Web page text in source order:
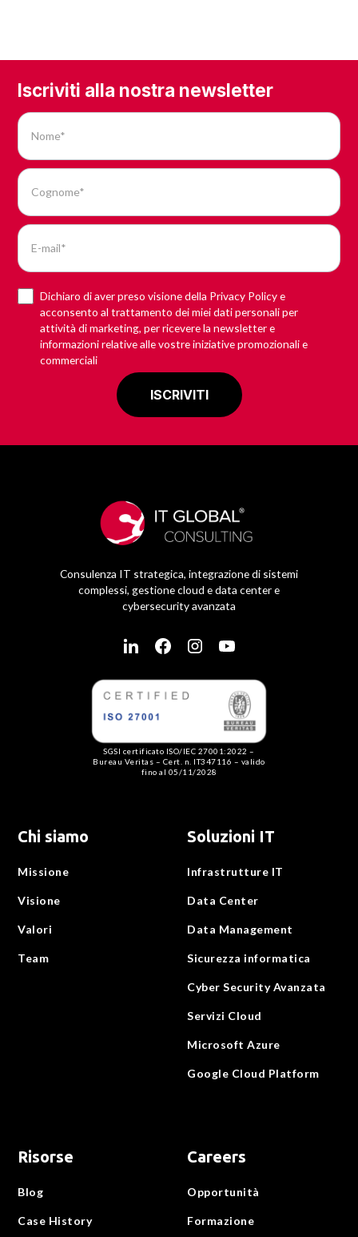
Iscriviti alla nostra newsletter
Dichiaro di aver preso visione della Privacy Policy e
acconsento al trattamento dei miei dati personali per
attività di marketing, per ricevere la newsletter e
informazioni relative alle vostre iniziative promozionali e
commerciali
Consulenza IT strategica, integrazione di sistemi
complessi, gestione cloud e data center e
cybersecurity avanzata
SGSI certificato ISO/IEC 27001:2022 –
Bureau Veritas – Cert. n. IT347116 – valido
fino al 05/11/2028
Chi siamo
Missione
Visione
Valori
Team
Soluzioni IT
Infrastrutture IT
Data Center
Data Management
Sicurezza informatica
Cyber Security Avanzata
Servizi Cloud
Microsoft Azure
Google Cloud Platform
Risorse
Blog
Case History
Careers
Opportunità
Formazione